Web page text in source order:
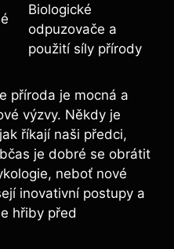
Biologické
odpuzovače a
použití síly přírody
příroda je mocná a
výzvy. Někdy je
říkají naši předci,
je dobré se obrátit
neboť nové
inovativní postupy a
hřiby před